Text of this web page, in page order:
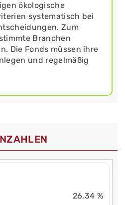
ökologische
systematisch bei
Zum
Branchen
Die Fonds müssen ihre
und regelmäßig
26,34 %